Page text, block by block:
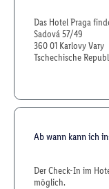
Das Hotel Praga
Sadová 57/49
360 01 Karlovy Vary
Tschechische
Ab wann kann ich
Der Check-In im
möglich.